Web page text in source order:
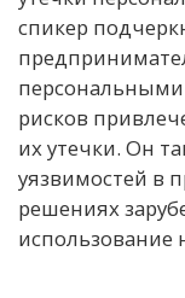
спикер
рисков
их утечки. Он
уязвимостей в
решениях